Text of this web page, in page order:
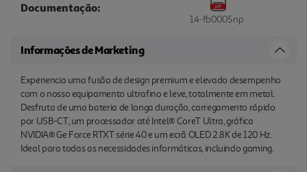
Documentação:
14-fb0005np
Informações de Marketing
Experiencia uma fusão de design premium e elevado desempenho
com o nosso equipamento ultrafino e leve, totalmente em metal.
Desfruta de uma bateria de longa duração, carregamento rápido
por USB-CT, um processador até Intel® CoreT Ultra, gráfica
NVIDIA® Ge Force RTXT série 40 e um ecrã OLED 2.8K de 120 Hz.
Ideal para todas as necessidades informáticas, incluindo gaming.